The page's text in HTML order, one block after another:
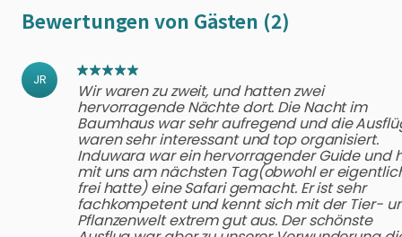
Bewertungen von Gästen (2)
JR
Wir waren zu zweit, und hatten zwei
hervorragende Nächte dort. Die Nacht im
Baumhaus war sehr aufregend und die
waren sehr interessant und top organisiert.
Induwara war ein hervorragender Guide und
mit uns am nächsten Tag(obwohl er
frei hatte) eine Safari gemacht. Er ist sehr
fachkompetent und kennt sich mit der Tier-
Pflanzenwelt extrem gut aus. Der schönste